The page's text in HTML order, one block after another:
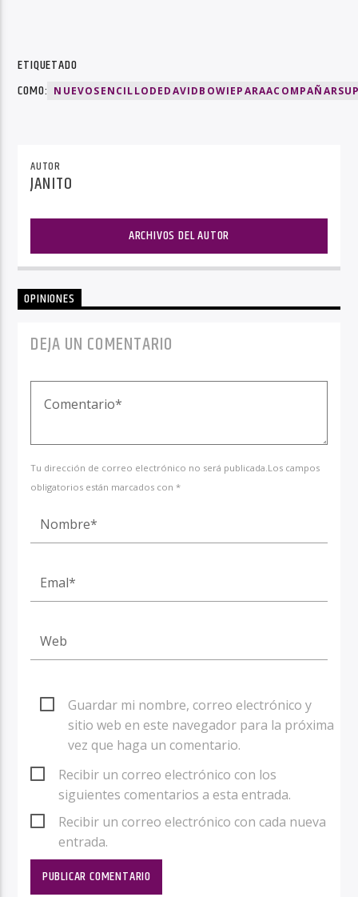
ETIQUETADO
COMO:
AUTOR
JANITO
ARCHIVOS DEL AUTOR
OPINIONES
DEJA UN COMENTARIO
Tu dirección de correo electrónico no será publicada.Los campos
obligatorios están marcados con *
Guardar mi nombre, correo electrónico y
sitio web en este navegador para la próxima
vez que haga un comentario.
Recibir un correo electrónico con los
siguientes comentarios a esta entrada.
Recibir un correo electrónico con cada nueva
entrada.